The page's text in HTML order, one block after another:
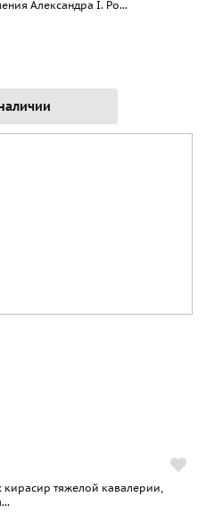
Александра I. Ро...
кирасир тяжелой кавалерии,